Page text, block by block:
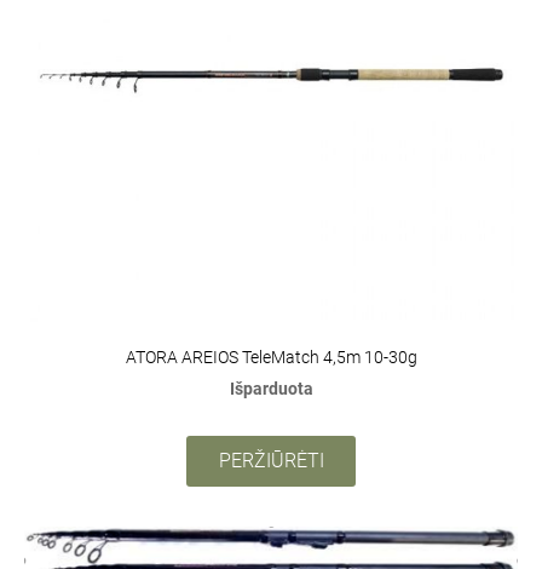
ATORA AREIOS TeleMatch 4,5m 10-30g
Išparduota
PERŽIŪRĖTI